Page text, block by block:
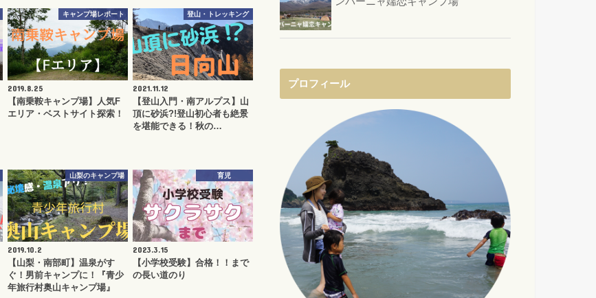
キャンプ場レポート
2019.8.25
【南乗鞍キャンプ場】人気F
エリア・ベストサイト探索！
登山・トレッキング
2021.11.12
【登山入門・南アルプス】山
頂に砂浜?!登山初心者も絶景
を堪能できる！秋の…
山梨のキャンプ場
2019.10.2
【山梨・南部町】温泉がす
ぐ！男前キャンプに！『青少
年旅行村奥山キャンプ場』
育児
2023.3.15
【小学校受験】合格！！まで
の長い道のり
プロフィール